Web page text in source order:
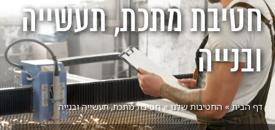
חטיבת מתכת, תעשייה
ובנייה
דף הבית»החטיבות שלנו»חטיבת מתכת, תעשייה ובנייה